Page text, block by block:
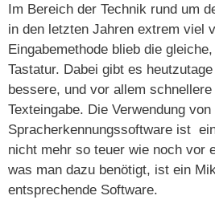
Im Bereich der Technik rund um
in den letzten Jahren extrem viel
Eingabemethode blieb die
Tastatur. Dabei gibt es
bessere, und vor allem
Texteingabe. Die Verwendung von
Spracherkennungssoftware ist
nicht mehr so teuer wie noch vor
was man dazu benötigt, ist ein
entsprechende Software.